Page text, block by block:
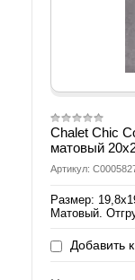
Chalet Chic
матовый
Артикул:
Размер:
Матовый.
Добавить